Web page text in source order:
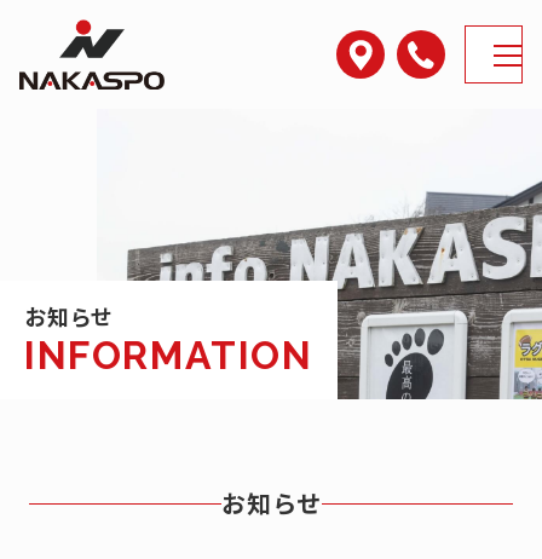
アクセス電話番号
MENU
お知らせ
お知らせ